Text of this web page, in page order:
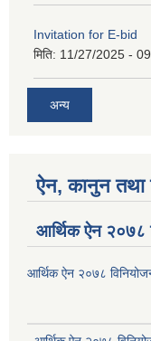
Invitation for E-bid
मिति: 11/27/2025 -
अन्य
ऐन, कानुन तथा
आर्थिक ऐन २०७८
आर्थिक ऐन २०७८